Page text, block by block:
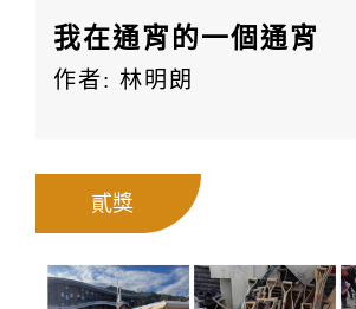
我在通宵的一個通宵
作者: 林明朗
貳獎